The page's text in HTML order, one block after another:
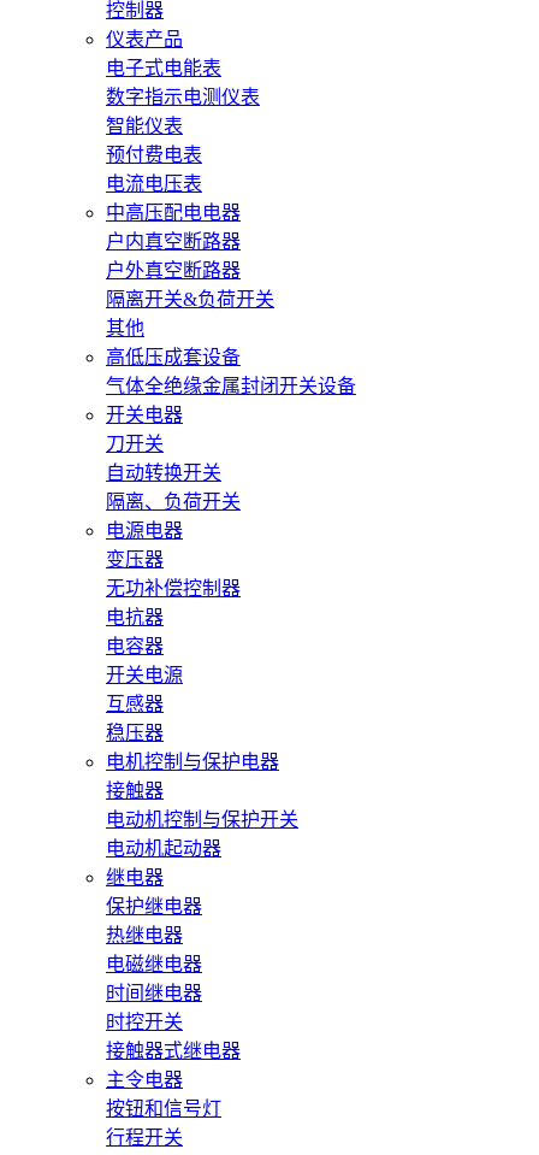
控制器
仪表产品
电子式电能表
数字指示电测仪表
智能仪表
预付费电表
电流电压表
中高压配电电器
户内真空断路器
户外真空断路器
隔离开关&负荷开关
其他
高低压成套设备
气体全绝缘金属封闭开关设备
开关电器
刀开关
自动转换开关
隔离、负荷开关
电源电器
变压器
无功补偿控制器
电抗器
电容器
开关电源
互感器
稳压器
电机控制与保护电器
接触器
电动机控制与保护开关
电动机起动器
继电器
保护继电器
热继电器
电磁继电器
时间继电器
时控开关
接触器式继电器
主令电器
按钮和信号灯
行程开关